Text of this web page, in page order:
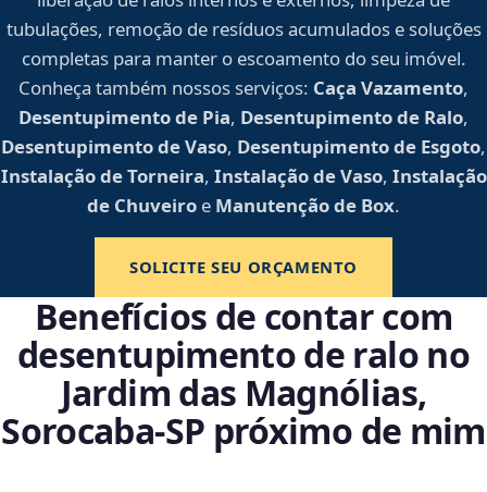
tubulações, remoção de resíduos acumulados e soluções
completas para manter o escoamento do seu imóvel.
Conheça também nossos serviços: Caça Vazamento,
Desentupimento de Pia, Desentupimento de Ralo,
Desentupimento de Vaso, Desentupimento de Esgoto,
Instalação de Torneira, Instalação de Vaso, Instalação
de Chuveiro e Manutenção de Box.
SOLICITE SEU ORÇAMENTO
Benefícios de contar com
desentupimento de ralo no
Jardim das Magnólias,
Sorocaba‑SP próximo de mim